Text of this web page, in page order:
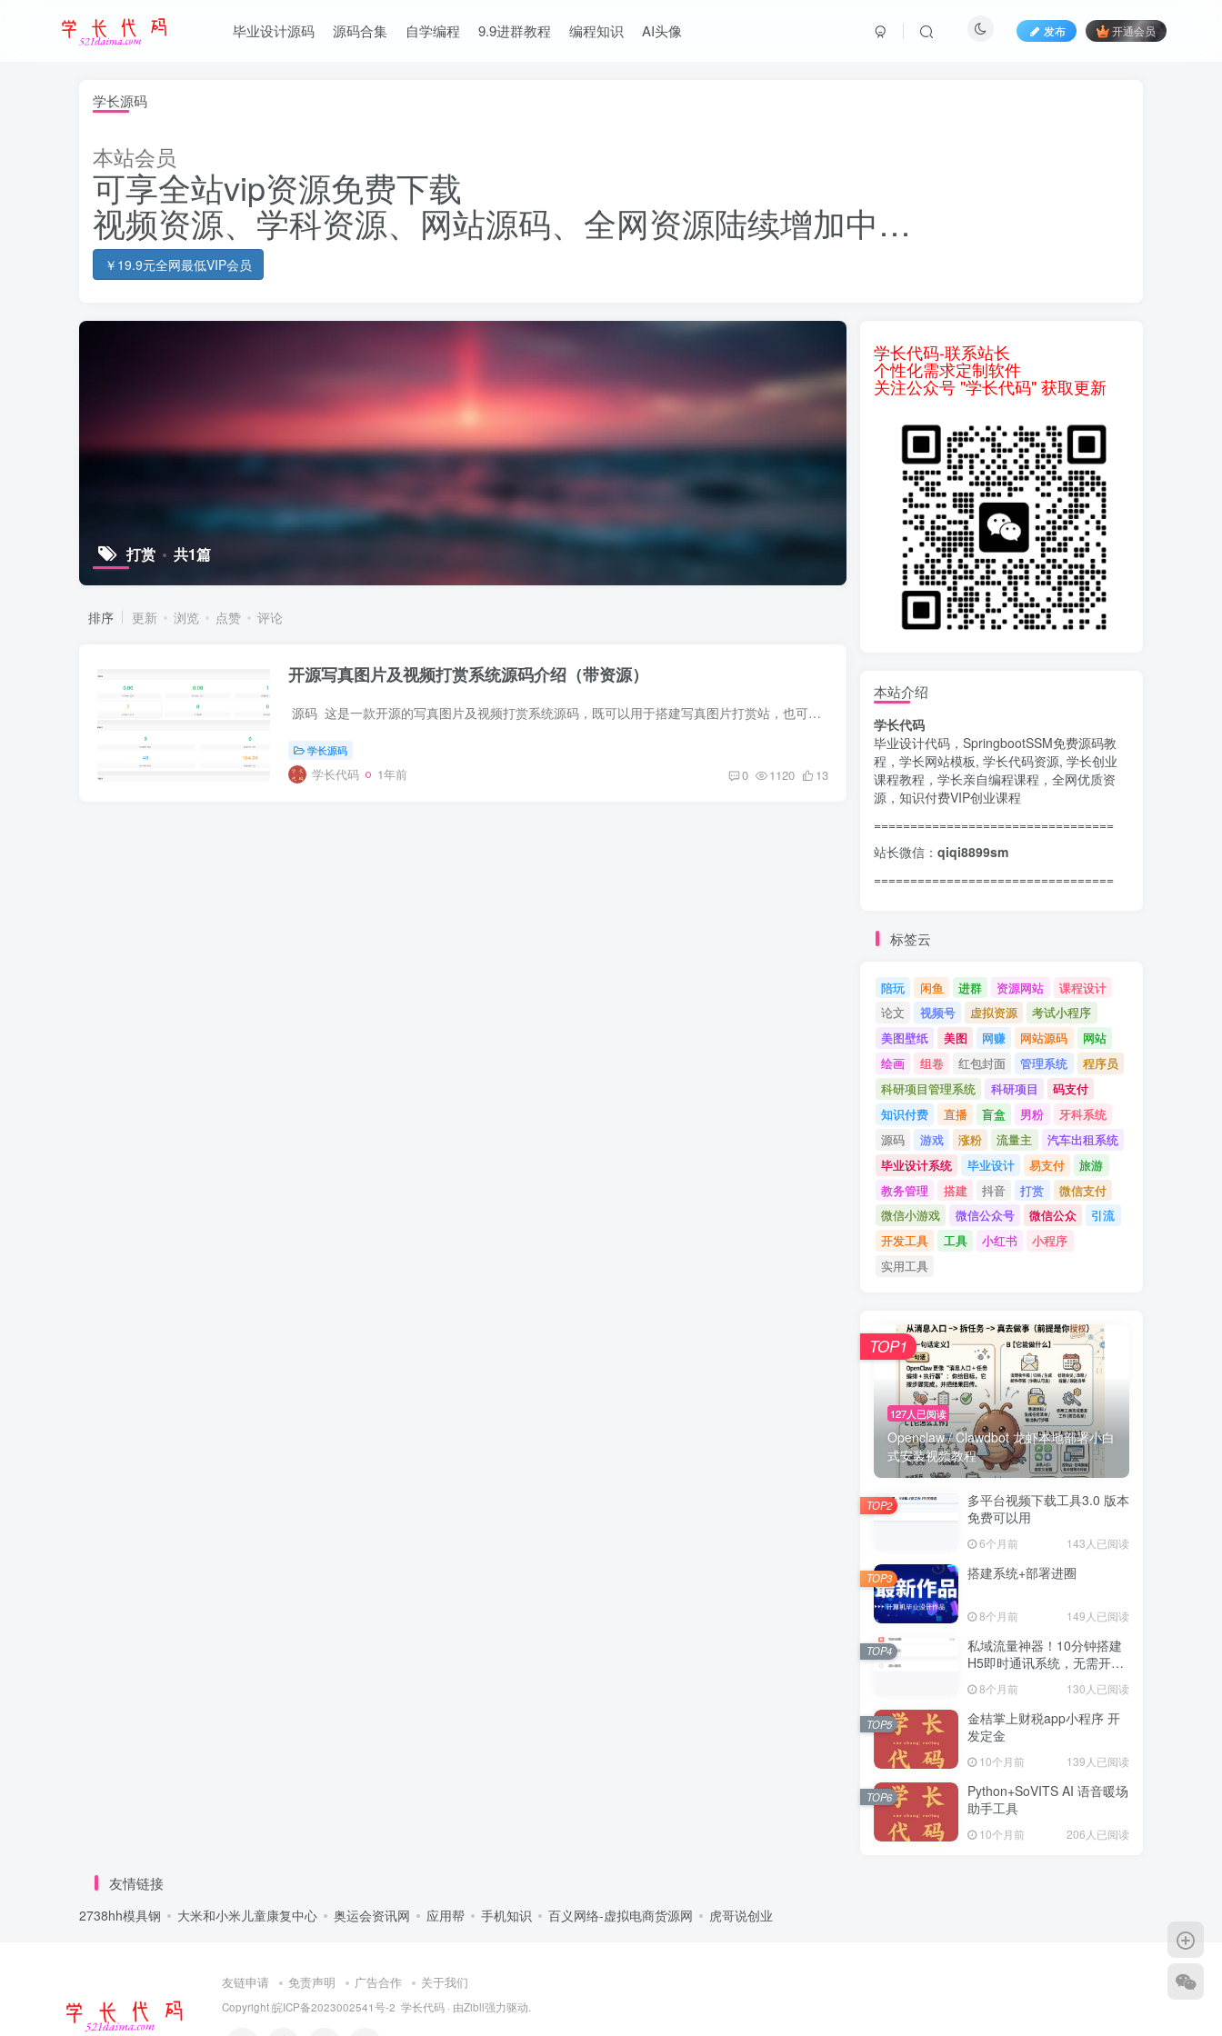
毕业设计源码 源码合集 自学编程 9.9进群教程 编程知识 AI头像 发布 开通会员
学长源码
本站会员
可享全站vip资源免费下载
视频资源、学科资源、网站源码、全网资源陆续增加中…
￥19.9元全网最低VIP会员
打赏 共1篇
排序 更新 浏览 点赞 评论
开源写真图片及视频打赏系统源码介绍（带资源）
源码 这是一款开源的写真图片及视频打赏系统源码，既可以用于搭建写真图片打赏站，也可以用于视频打赏站。系统支付对接了易支付，拥有独立代理后台，全部源码无加密，还可以配合付费进群功...
学长源码
学长代码 1年前 0 1120 13
学长代码-联系站长
个性化需求定制软件
关注公众号 "学长代码" 获取更新
本站介绍
学长代码
毕业设计代码，SpringbootSSM免费源码教
程，学长网站模板, 学长代码资源, 学长创业
课程教程，学长亲自编程课程，全网优质资
源，知识付费VIP创业课程
=================================
站长微信： qiqi8899sm
=================================
标签云
陪玩 闲鱼 进群 资源网站
课程设计
论文
视频号 虚拟资源
考试小程序
美图壁纸
美图 网赚 网站源码
网站
绘画
组卷 红包封面 管理系统
程序员
科研项目管理系统
科研项目
码支付
知识付费
直播 盲盒 男粉
牙科系统
源码
游戏 涨粉 流量主
汽车出租系统
毕业设计系统
毕业设计 易支付
旅游
教务管理
搭建 抖音 打赏
微信支付
微信小游戏
微信公众号 微信公众
引流
开发工具
工具 小红书
小程序
实用工具
127人已阅读
Openclaw / Clawdbot 龙虾本地部署小白
式安装视频教程
TOP1
多平台视频下载工具3.0 版本
免费可以用
6个月前 143人已阅读
TOP2
搭建系统+部署进圈
8个月前 149人已阅读
TOP3
私域流量神器！10分钟搭建
H5即时通讯系统，无需开
8个月前 130人已阅读
TOP4
金桔掌上财税app小程序 开
发定金
10个月前 139人已阅读
TOP5
Python+SoVITS AI 语音暖场
助手工具
10个月前 206人已阅读
TOP6
友情链接
2738hh模具钢 大米和小米儿童康复中心 奥运会资讯网 应用帮 手机知识 百义网络-虚拟电商货源网 虎哥说创业
友链申请 免责声明 广告合作 关于我们
Copyright皖ICP备2023002541号-2 学长代码 · 由Zibll强力驱动.